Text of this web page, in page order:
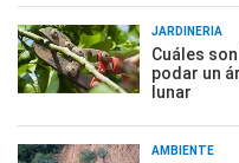
JARDINERÍA
Cuáles
podar un
lunar
AMBIENTE